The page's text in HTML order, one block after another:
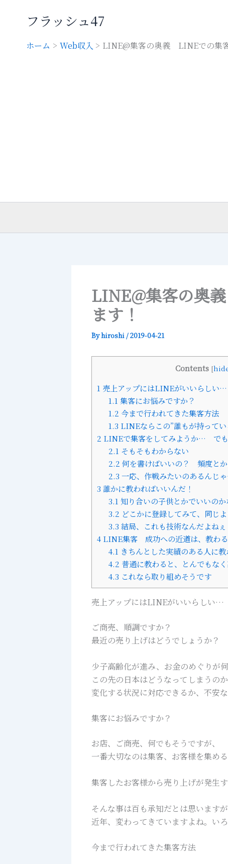
フラッシュ47
ホーム Web収入 LINE@集客の奥義 LINEでの集
LINE@集客の奥
ます！
Byhiroshi /2019-04-21
Contents [
1 売上アップにはLINEがいいらしい…
1.1 集客にお悩みですか？
1.2 今まで行われてきた集客方法
1.3 LINEならこの”誰もが持ってい
2 LINEで集客をしてみようか… で
2.1 そもそもわからない
2.2 何を書けばいいの？ 頻度とか
2.3 一応、作戦みたいのあるんじ
3 誰かに教わればいいんだ！
3.1 知り合いの子供とかでいいのか
3.2 どこかに登録してみて、同じ
3.3 結局、これも技術なんだよねぇ
4 LINE集客 成功への近道は、教わる
4.1 きちんとした実績のある人に教
4.2 普通に教わると、とんでもな
4.3 これなら取り組めそうです
売上アップにはLINEがいいらしい…
ご商売、順調ですか？
最近の売り上げはどうでしょうか？
少子高齢化が進み、お金のめぐりが
この先の日本はどうなってしまうのか
変化する状況に対応できるか、不安
集客にお悩みですか？
お店、ご商売、何でもそうですが、
一番大切なのは集客、お客様を集める
集客したお客様から売り上げが発生
そんな事は百も承知だとは思いますが
近年、変わってきていますよね。いろ
今まで行われてきた集客方法